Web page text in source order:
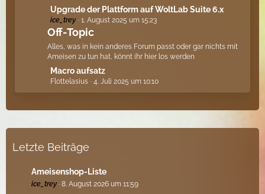
g
e
L
e
t
z
t
e
B
e
r
g
Upgrade der Plattform auf WoltLab Suite 6.x
ice_trey 1. August 2025 um 15:23
Off-Topic
Alles, was in kein anderes Forum passt oder gar nichts mit
Ameisen zu tun hat, könnt ihr hier los werden
e
t
e
B
e
t
r
Macro aufsatz
Flottelasius 4. Juli 2025 um 10:10
Letzte Beiträge
Ameisenshop-Liste
ice_trey 8. August 2026 um 11:59